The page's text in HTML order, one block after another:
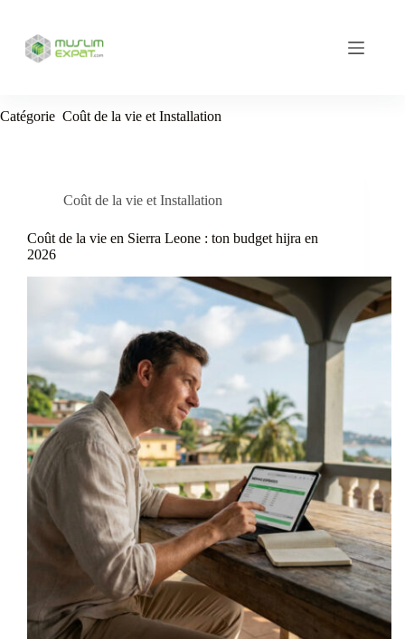
contenu
Catégorie Coût de la vie et Installation
Coût de la vie et Installation
Coût de la vie en Sierra Leone : ton budget hijra en
2026